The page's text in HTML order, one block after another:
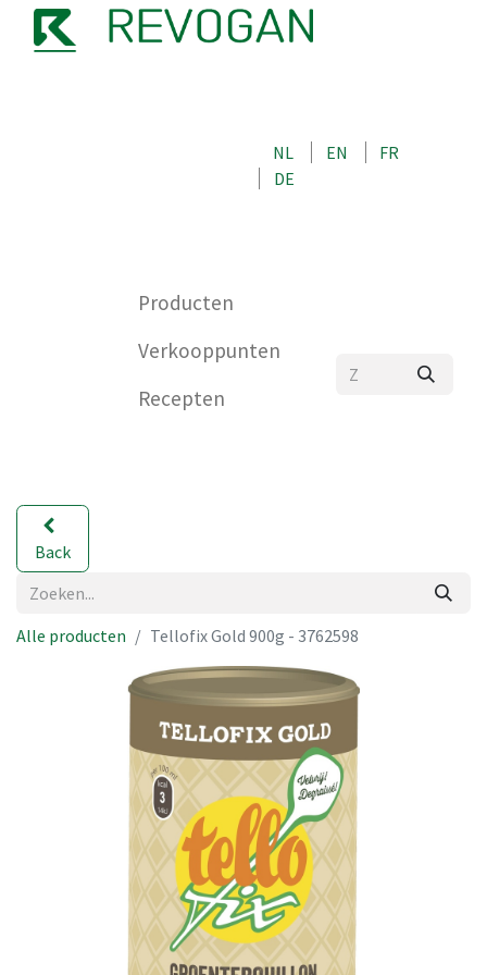
NL EN
FR
DE
Producten
Verkooppunten
Recepten
Back
Alle producten Tellofix Gold 900g - 3762598